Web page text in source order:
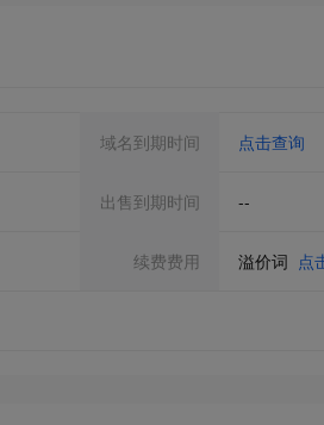
域名到期时间 点击查询
出售到期时间 --
续费费用 溢价词 点